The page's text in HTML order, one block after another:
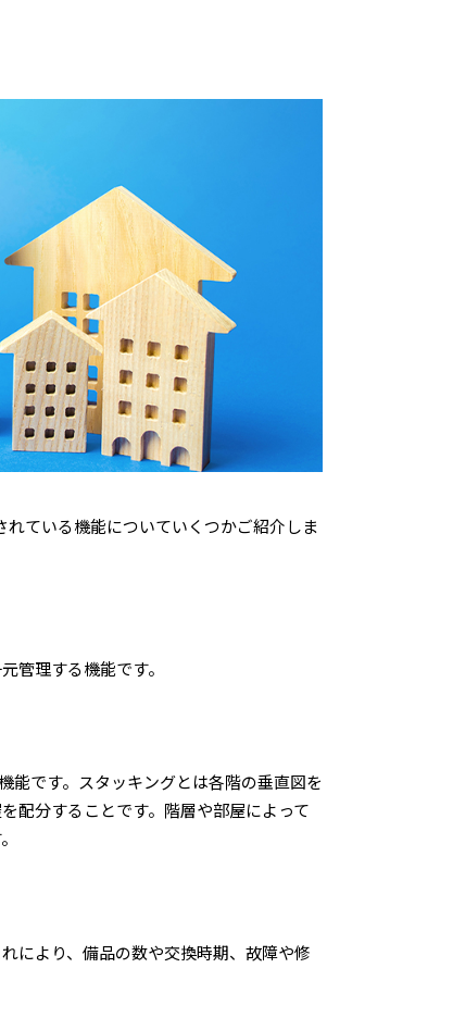
ている機能についていくつかご紹介しま
管理する機能です。
能です。スタッキングとは各階の垂直図を
配分することです。階層や部屋によって
により、備品の数や交換時期、故障や修